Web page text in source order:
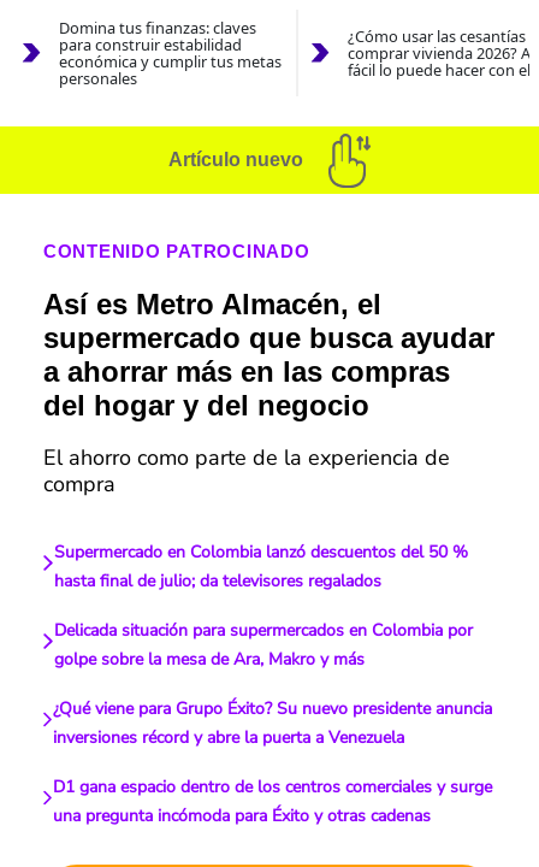
Domina tus finanzas: claves
para construir estabilidad
económica y cumplir tus metas
personales
¿Cómo usar las cesantías
comprar vivienda 2026?
fácil lo puede hacer con el
Artículo nuevo
CONTENIDO PATROCINADO
Así es Metro Almacén, el
supermercado que busca ayudar
a ahorrar más en las compras
del hogar y del negocio
El ahorro como parte de la experiencia de
compra
Supermercado en Colombia lanzó descuentos del 50 %
hasta final de julio; da televisores regalados
Delicada situación para supermercados en Colombia por
golpe sobre la mesa de Ara, Makro y más
¿Qué viene para Grupo Éxito? Su nuevo presidente anuncia
inversiones récord y abre la puerta a Venezuela
D1 gana espacio dentro de los centros comerciales y surge
una pregunta incómoda para Éxito y otras cadenas